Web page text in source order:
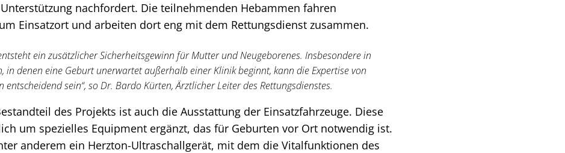
nachfordert. Die teilnehmenden Hebammen fahren
Einsatzort und arbeiten dort eng mit dem Rettungsdienst zusammen.
ein zusätzlicher Sicherheitsgewinn für Mutter und Neugeborenes. Insbesondere in
in denen eine Geburt unerwartet außerhalb einer Klinik beginnt, kann die Expertise von
entscheidend sein“, so Dr. Bardo Kürten, Ärztlicher Leiter des Rettungsdienstes.
des Projekts ist auch die Ausstattung der Einsatzfahrzeuge. Diese
um spezielles Equipment ergänzt, das für Geburten vor Ort notwendig ist.
anderem ein Herzton-Ultraschallgerät, mit dem die Vitalfunktionen des